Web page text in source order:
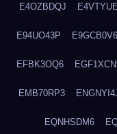
E4OZBDQJ
E94UO43P E9GCB0V6
EFBK3OQ6
EMB70RP3
EQNHSDM6